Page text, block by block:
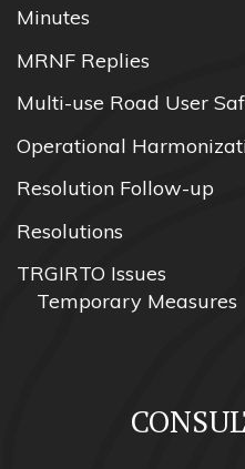
Minutes
MRNF Replies
Multi-use Road User
Operational
Resolution Follow-up
Resolutions
TRGIRTO Issues
Temporary Measures